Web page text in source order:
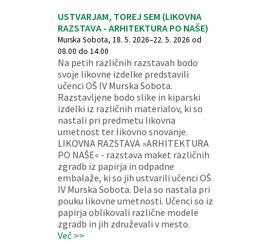
USTVARJAM, TOREJ SEM (LIKOVNA
RAZSTAVA - ARHITEKTURA PO NAŠE)
Murska Sobota, 18. 5. 2026–22. 5. 2026 od
08.00 do 14.00
Na petih različnih razstavah bodo
svoje likovne izdelke predstavili
učenci OŠ IV Murska Sobota.
Razstavljene bodo slike in kiparski
izdelki iz različnih materialov, ki so
nastali pri predmetu likovna
umetnost ter likovno snovanje.
LIKOVNA RAZSTAVA »ARHITEKTURA
PO NAŠE« - razstava maket različnih
zgradb iz papirja in odpadne
embalaže, ki so jih ustvarili učenci OŠ
IV Murska Sobota. Dela so nastala pri
pouku likovne umetnosti. Učenci so iz
papirja oblikovali različne modele
zgradb in jih združevali v mesto.
Več >>